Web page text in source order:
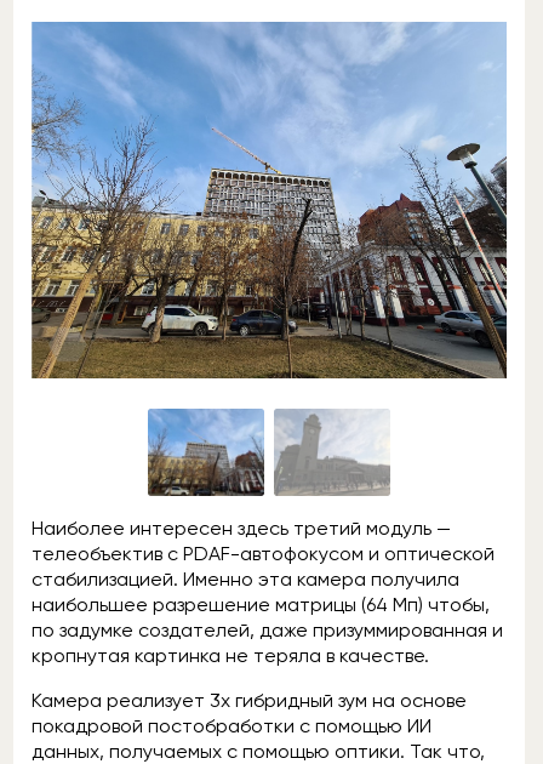
Наиболее интересен здесь третий модуль —
телеобъектив с PDAF-автофокусом и оптической
стабилизацией. Именно эта камера получила
наибольшее разрешение матрицы (64 Мп) чтобы,
по задумке создателей, даже призуммированная и
кропнутая картинка не теряла в качестве.
Камера реализует 3х гибридный зум на основе
покадровой постобработки с помощью ИИ
данных, получаемых с помощью оптики. Так что,